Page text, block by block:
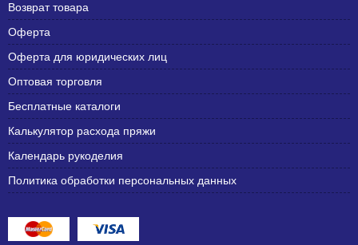
Возврат товара
Оферта
Оферта для юридических лиц
Оптовая торговля
Бесплатные каталоги
Калькулятор расхода пряжи
Календарь рукоделия
Политика обработки персональных данных